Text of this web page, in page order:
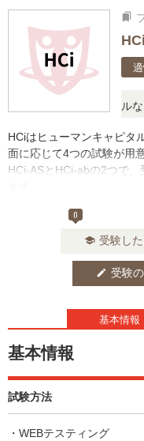
bookmarks
HCi
に思ったら、リアルな口
HCiはヒューマンキャピタ
面に応じて4つの試験が用
HCi-ASとHCi-abの2つで、
0
school 受験した
edit 受験
基本情報
基本情報
試験方法
・WEBテスティング